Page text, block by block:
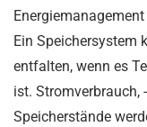
Ein Speichersystem
entfalten, wenn es
ist. Stromverbrauch,
Speicherstände